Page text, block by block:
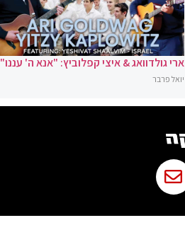
ארי גולדוואג & איצי קפלוביץ: "אנא ה' עננו"
יואל פרבר